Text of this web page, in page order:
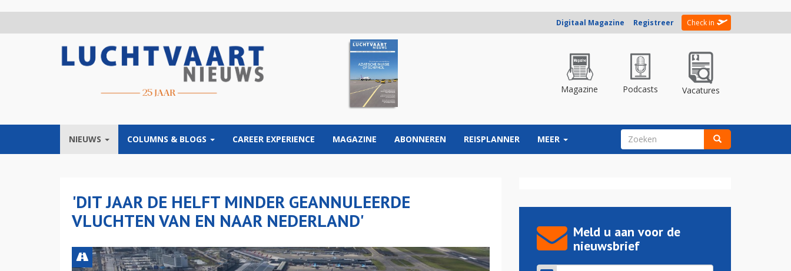
Digitaal Magazine Registreer Check in
Magazine Podcasts Vacatures
NIEUWS COLUMNS & BLOGS CAREER EXPERIENCE MAGAZINE ABONNEREN REISPLANNER MEER ZOEKVELD
'DIT JAAR DE HELFT MINDER GEANNULEERDE
VLUCHTEN VAN EN NAAR NEDERLAND'
Meld u aan voor de
nieuwsbrief